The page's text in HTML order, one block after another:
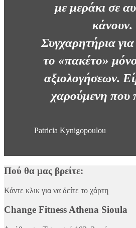
με μεράκι σε
κάνουν.
Συγχαρητήρια
το «πακέτο»
αξιολογήσεων.
χαρούμενη
Patricia Kynigopoulou
Πού θα μας βρείτε:
Κάντε κλικ για να δείτε το χάρτη
Change Fitness Athena Sioula